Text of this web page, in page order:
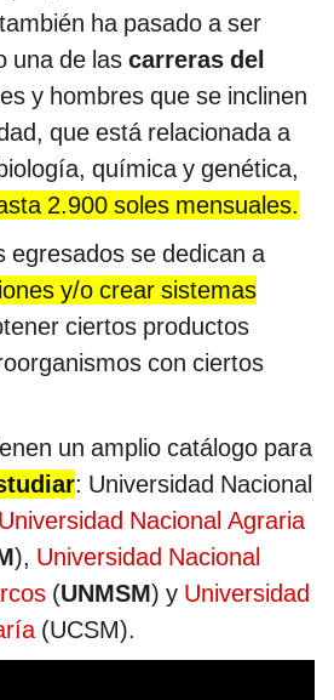
ha pasado a ser
una de las carreras del
y hombres que se inclinen
que está relacionada a
química y genética,
2.900 soles mensuales.
egresados se dedican a
y/o crear sistemas
ciertos productos
con ciertos
un amplio catálogo para
: Universidad Nacional
Universidad Nacional Agraria
), Universidad Nacional
(UNMSM) y Universidad
(UCSM).